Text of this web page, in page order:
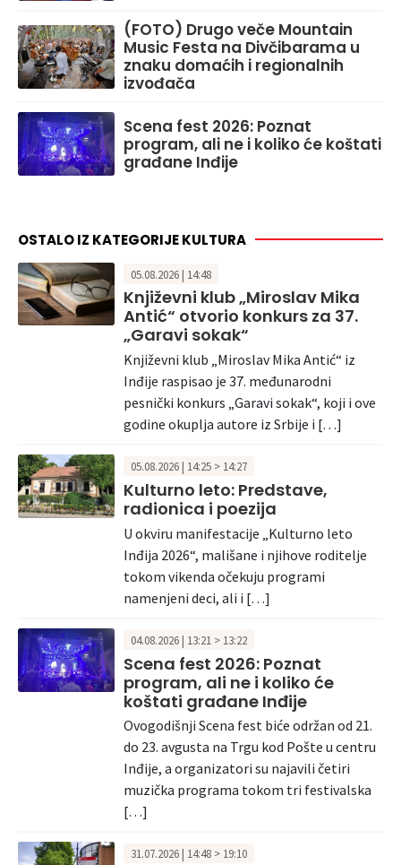
(FOTO) Drugo veče Mountain
Music Festa na Divčibarama u
znaku domaćih i regionalnih
izvođača
Scena fest 2026: Poznat
program, ali ne i koliko će koštati
građane Inđije
OSTALO IZ KATEGORIJE KULTURA
05.08.2026 | 14:48
Književni klub „Miroslav Mika
Antić“ otvorio konkurs za 37.
„Garavi sokak“
Književni klub „Miroslav Mika Antić“ iz
Inđije raspisao je 37. međunarodni
pesnički konkurs „Garavi sokak“, koji i ove
godine okuplja autore iz Srbije i […]
05.08.2026 | 14:25 > 14:27
Kulturno leto: Predstave,
radionica i poezija
U okviru manifestacije „Kulturno leto
Inđija 2026“, mališane i njihove roditelje
tokom vikenda očekuju programi
namenjeni deci, ali i […]
04.08.2026 | 13:21 > 13:22
Scena fest 2026: Poznat
program, ali ne i koliko će
koštati građane Inđije
Ovogodišnji Scena fest biće održan od 21.
do 23. avgusta na Trgu kod Pošte u centru
Inđije, a organizatori su najavili četiri
muzička programa tokom tri festivalska
[…]
31.07.2026 | 14:48 > 19:10